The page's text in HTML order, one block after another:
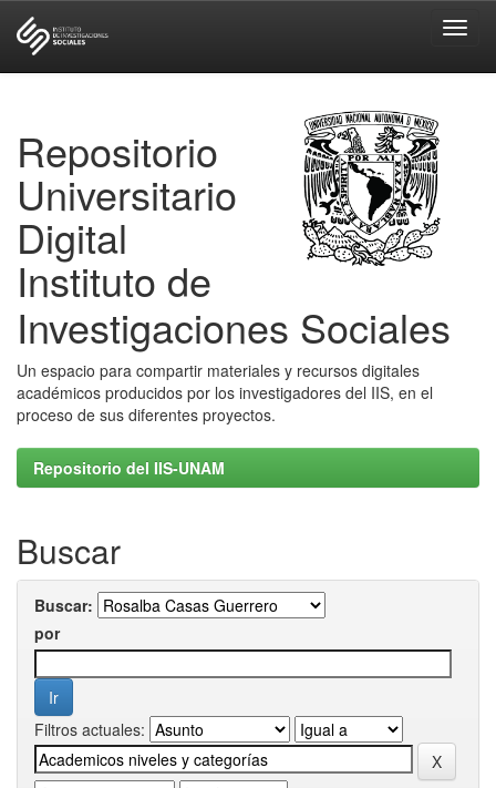
Repositorio
Universitario
Digital
Instituto de
Investigaciones Sociales
Un espacio para compartir materiales y recursos digitales
académicos producidos por los investigadores del IIS, en el
proceso de sus diferentes proyectos.
Repositorio del IIS-UNAM
Buscar
Buscar:
por
Filtros actuales: